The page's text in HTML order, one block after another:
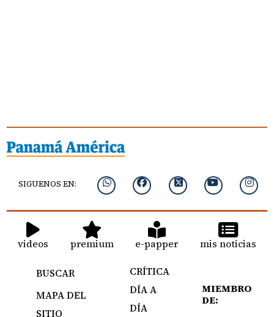
SIGUENOS EN:
videos premium e-papper mis noticias
BUSCAR
MAPA DEL
SITIO
CRÍTICA
DÍA A
DÍA
MIEMBRO
DE: